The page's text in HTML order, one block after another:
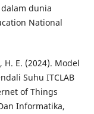
dunia
National
E. (2024). Model
Suhu ITCLAB
of Things
Informatika,